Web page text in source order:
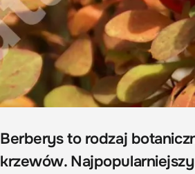
Berberys to rodzaj
krzewów.